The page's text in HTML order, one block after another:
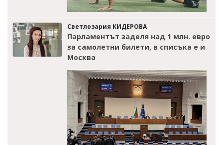
Светлозария КИДЕРОВА
Парламентът заделя над 1 млн. евро
за самолетни билети, в списъка е и
Москва